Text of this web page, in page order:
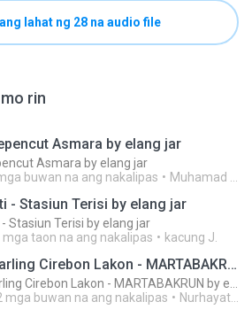
lahat ng 28 na audio file
rin
Asmara by elang jar
Asmara by elang jar
buwan na ang nakalipas Muhamad E.
- Stasiun Terisi by elang jar
Stasiun Terisi by elang jar
mga taon na ang nakalipas kacung J.
Drama Tarling Cirebon Lakon - MARTABAKRUN by elang jar
mga buwan na ang nakalipas Nurhayati N.